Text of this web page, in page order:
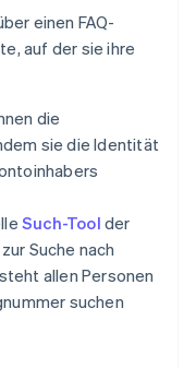
einen FAQ-
auf der sie ihre
die
sie die Identität
Such-Tool der
Suche nach
allen Personen
suchen